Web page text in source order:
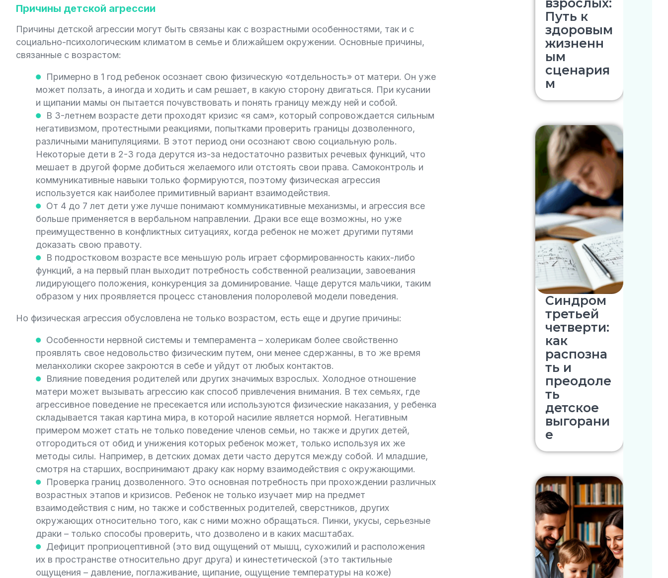
Причины детской агрессии
Причины детской агрессии могут быть связаны как с возрастными особенностями, так и с
социально-психологическим климатом в семье и ближайшем окружении. Основные причины,
связанные с возрастом:
Примерно в 1 год ребенок осознает свою физическую «отдельность» от матери. Он уже
может ползать, а иногда и ходить и сам решает, в какую сторону двигаться. При кусании
и щипании мамы он пытается почувствовать и понять границу между ней и собой.
В 3-летнем возрасте дети проходят кризис «я сам», который сопровождается сильным
негативизмом, протестными реакциями, попытками проверить границы дозволенного,
различными манипуляциями. В этот период они осознают свою социальную роль.
Некоторые дети в 2-3 года дерутся из-за недостаточно развитых речевых функций, что
мешает в другой форме добиться желаемого или отстоять свои права. Самоконтроль и
коммуникативные навыки только формируются, поэтому физическая агрессия
используется как наиболее примитивный вариант взаимодействия.
От 4 до 7 лет дети уже лучше понимают коммуникативные механизмы, и агрессия все
больше применяется в вербальном направлении. Драки все еще возможны, но уже
преимущественно в конфликтных ситуациях, когда ребенок не может другими путями
доказать свою правоту.
В подростковом возрасте все меньшую роль играет сформированность каких-либо
функций, а на первый план выходит потребность собственной реализации, завоевания
лидирующего положения, конкуренция за доминирование. Чаще дерутся мальчики, таким
образом у них проявляется процесс становления полоролевой модели поведения.
Но физическая агрессия обусловлена не только возрастом, есть еще и другие причины:
Особенности нервной системы и темперамента – холерикам более свойственно
проявлять свое недовольство физическим путем, они менее сдержанны, в то же время
меланхолики скорее закроются в себе и уйдут от любых контактов.
Влияние поведения родителей или других значимых взрослых. Холодное отношение
матери может вызывать агрессию как способ привлечения внимания. В тех семьях, где
агрессивное поведение не пресекается или используются физические наказания, у ребенка
складывается такая картина мира, в которой насилие является нормой. Негативным
примером может стать не только поведение членов семьи, но также и других детей,
отгородиться от обид и унижения которых ребенок может, только используя их же
методы силы. Например, в детских домах дети часто дерутся между собой. И младшие,
смотря на старших, воспринимают драку как норму взаимодействия с окружающими.
Проверка границ дозволенного. Это основная потребность при прохождении различных
возрастных этапов и кризисов. Ребенок не только изучает мир на предмет
взаимодействия с ним, но также и собственных родителей, сверстников, других
окружающих относительно того, как с ними можно обращаться. Пинки, укусы, серьезные
драки – только способы проверить, что дозволено и в каких масштабах.
Дефицит проприоцептивной (это вид ощущений от мышц, сухожилий и расположения
их в пространстве относительно друг друга) и кинестетической (это тактильные
ощущения – давление, поглаживание, щипание, ощущение температуры на коже)
Путь к
здоровым
жизненн
ым
сценария
м
Синдром
третьей
четверти:
как
распозна
ть и
преодоле
ть
детское
выгорани
е